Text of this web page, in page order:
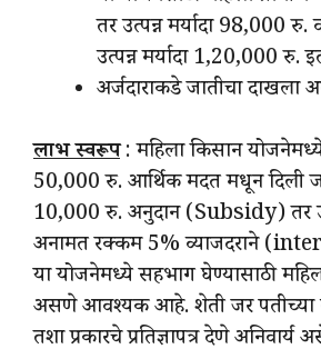
तर उत्पन्न मर्यादा 98,000 रु.
उत्पन्न मर्यादा 1,20,000 रु.
अर्जदाराकडे जातीचा दाखला
लाभ स्वरूप: महिला किसान योजनेमध्ये
50,000 रु. आर्थिक मदत मधून दिली
10,000 रु. अनुदान (Subsidy) तर
अनामत रक्कम 5% व्याजदराने
या योजनेमध्ये सहभाग घेण्यासाठी
असणे आवश्यक आहे. शेती जर पतीच्या
तशा प्रकारचे प्रतिज्ञापत्र देणे अनिवार्य